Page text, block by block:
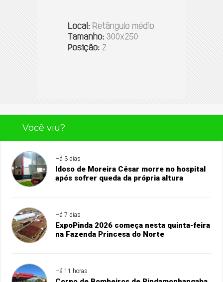
Você viu?
Há 3 dias
Idoso de Moreira César morre no hospital
após sofrer queda da própria altura
Há 7 dias
ExpoPinda 2026 começa nesta quinta-feira
na Fazenda Princesa do Norte
Há 11 horas